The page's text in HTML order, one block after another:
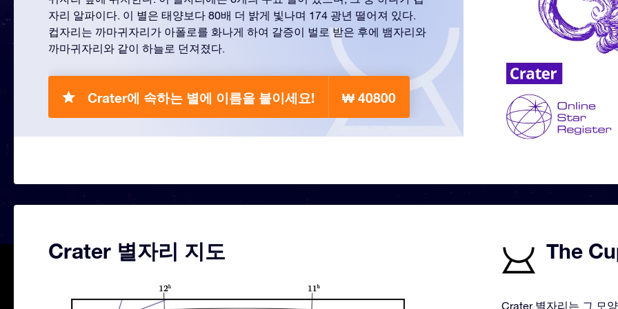
자리 알파이다. 이 별은 태양보다 80배 더 밝게 빛나며 174 광년 떨어져 있다.
컵자리는 까마귀자리가 아폴로를 화나게 하여 갈증이 벌로 받은 후에 뱀자리와
까마귀자리와 같이 하늘로 던져졌다.
Crater에 속하는 별에 이름을 붙이세요! ₩ 40800
Crater 별자리 지도 The
Crater 별자리는 그 모